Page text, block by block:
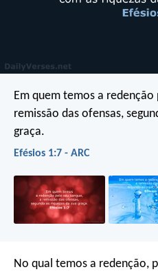
Em quem temos a redenção
remissão das ofensas,
graça.
Efésios 1:7 - ARC
No qual temos a redenção,